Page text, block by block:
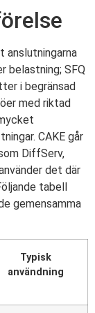
anslutningarna
belastning; SFQ
i begränsad
med riktad
CAKE går
DiffServ,
det där
tabell
gemensamma
Typisk
användning